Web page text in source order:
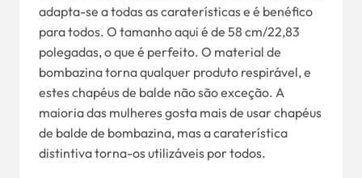
adapta-se a todas as caraterísticas e é benéfico
para todos. O tamanho aqui é de 58 cm/22,83
polegadas, o que é perfeito. O material de
bombazina torna qualquer produto respirável, e
estes chapéus de balde não são exceção. A
maioria das mulheres gosta mais de usar chapéus
de balde de bombazina, mas a caraterística
distintiva torna-os utilizáveis por todos.